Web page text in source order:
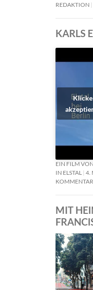
REDAKTION
KARLS
Klicke
EIN FILM
IN ELSTAL 4.
MIT